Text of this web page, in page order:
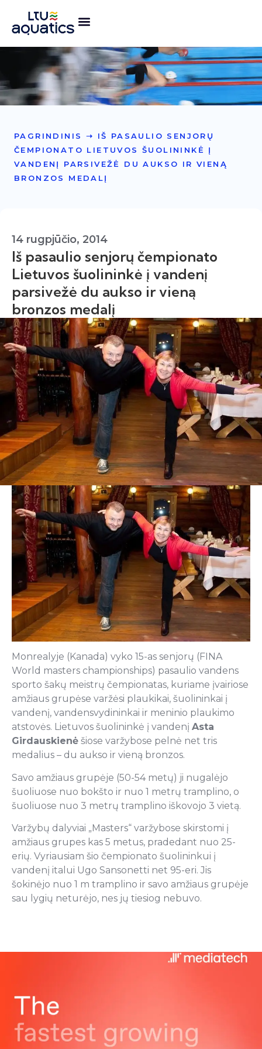
PAGRINDINIS ➝ IŠ PASAULIO SENJORŲ
ČEMPIONATO LIETUVOS ŠUOLININKĖ Į
VANDENĮ PARSIVEŽĖ DU AUKSO IR VIENĄ
BRONZOS MEDALĮ
14 rugpjūčio, 2014
Iš pasaulio senjorų čempionato
Lietuvos šuolininkė į vandenį
parsivežė du aukso ir vieną
bronzos medalį
Monrealyje (Kanada) vyko 15-as senjorų (FINA
World masters championships) pasaulio vandens
sporto šakų meistrų čempionatas, kuriame įvairiose
amžiaus grupėse varžėsi plaukikai, šuolininkai į
vandenį, vandensvydininkai ir meninio plaukimo
atstovės. Lietuvos šuolininkė į vandenį Asta
Girdauskienė šiose varžybose pelnė net tris
medalius – du aukso ir vieną bronzos.
Savo amžiaus grupėje (50-54 metų) ji nugalėjo
šuoliuose nuo bokšto ir nuo 1 metrų tramplino, o
šuoliuose nuo 3 metrų tramplino iškovojo 3 vietą.
Varžybų dalyviai „Masters“ varžybose skirstomi į
amžiaus grupes kas 5 metus, pradedant nuo 25-
erių. Vyriausiam šio čempionato šuolininkui į
vandenį italui Ugo Sansonetti net 95-eri. Jis
šokinėjo nuo 1 m tramplino ir savo amžiaus grupėje
sau lygių neturėjo, nes jų tiesiog nebuvo.